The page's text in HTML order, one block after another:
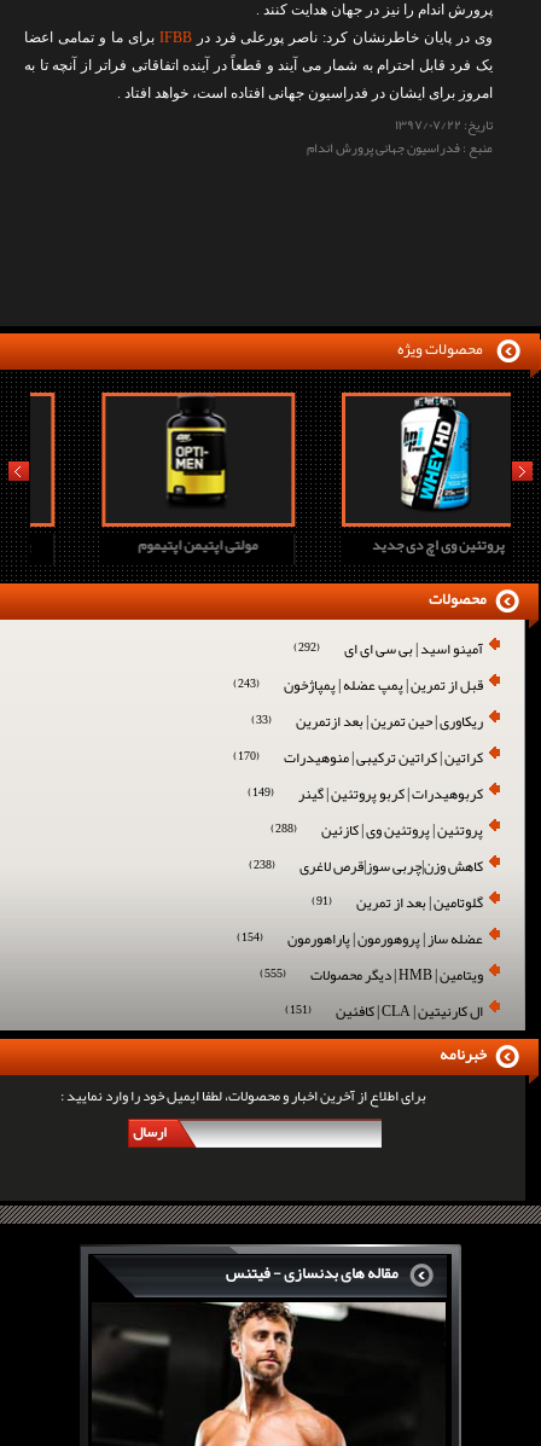
پرورش اندام را نیز در جهان هدایت کنند .
وی در پایان خاطرنشان کرد: ناصر پورعلی فرد درIFBB برای ما و تمامی اعضا
یک فرد قابل احترام به شمار می آیند و قطعاً در آینده اتفاقاتی فراتر از آنچه تا به
امروز برای ایشان در فدراسیون جهانی افتاده است، خواهد افتاد .
تاریخ:۱۳۹۷/۰۷/۲۲
منبع : فدراسیون جهانی پرورش اندام
محصولات ویژه
مولتی اپتیمن اپتیموم پروتئین وی اچ دی جدید
prev next
آمینو اسید | بی سی ای ای (292)
قبل از تمرین | پمپ عضله | پمپاژخون (243)
ریکاوری | حین تمرین | بعد ازتمرین (33)
کراتین | کراتین ترکیبی | منوهیدرات (170)
کربوهیدرات | کربو پروتئین | گینر (149)
پروتئین | پروتئین وی | کازئین (288)
کاهش وزن|چربی سوز|قرص لاغری (238)
گلوتامین | بعد از تمرین (91)
عضله ساز | پروهورمون | پاراهورمون (154)
ویتامین | HMB | دیگر محصولات (555)
ال کارنیتین | CLA | کافئین (151)
محصولات
برای اطلاع از آخرین اخبار و محصولات، لطفا ایمیل خود را وارد نمایید :
ارسال
خبرنامه
مقاله های بدنسازی - فیتنس
سرگی کنستانس چگونه بر روی بازو های فوق العاده...
روش های افزایش پیک بازو